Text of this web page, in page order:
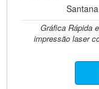
Gráfica Rápida
impressão laser